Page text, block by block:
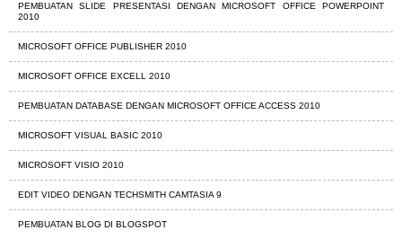
PEMBUATAN SLIDE PRESENTASI DENGAN MICROSOFT OFFICE POWERPOINT
2010
MICROSOFT OFFICE PUBLISHER 2010
MICROSOFT OFFICE EXCELL 2010
PEMBUATAN DATABASE DENGAN MICROSOFT OFFICE ACCESS 2010
MICROSOFT VISUAL BASIC 2010
MICROSOFT VISIO 2010
EDIT VIDEO DENGAN TECHSMITH CAMTASIA 9
PEMBUATAN BLOG DI BLOGSPOT